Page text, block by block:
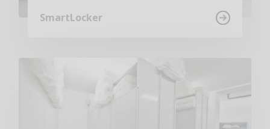
SmartLocker